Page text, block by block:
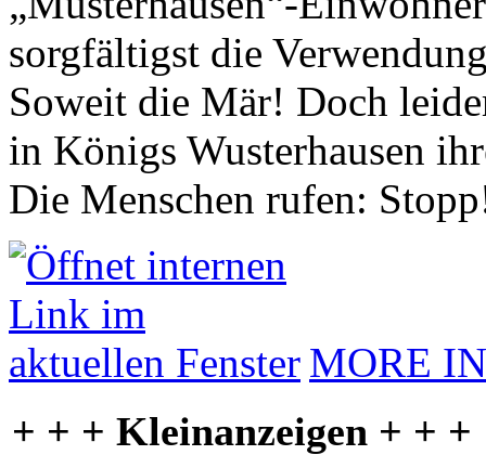
sorgfältigst die
Soweit die Mär! Doch
in Königs Wusterhausen
Die Menschen rufen:
MORE
+ + + Kleinanzeigen + + +